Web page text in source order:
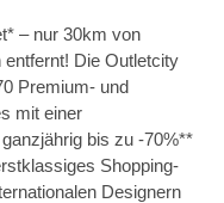
– nur 30km von
Die Outletcity
Premium- und
mit einer
bis zu -70%**
Shopping-
Designern